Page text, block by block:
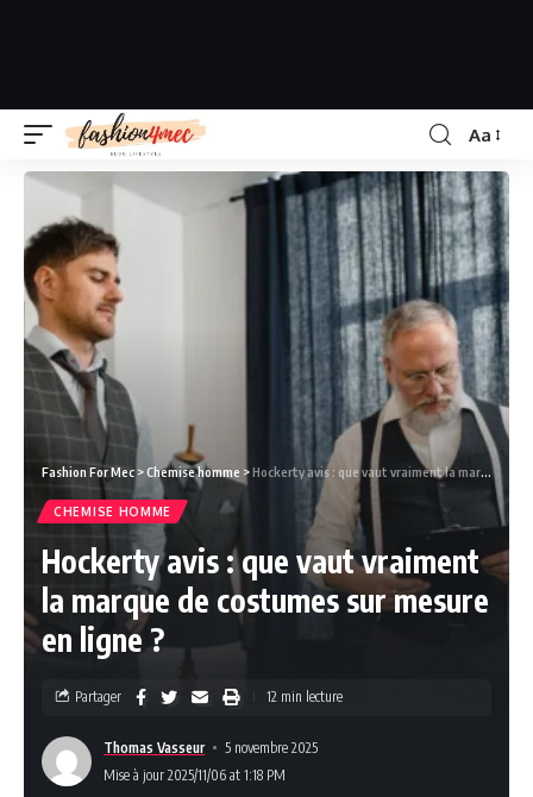
Aa
Fashion For Mec >Chemise homme >Hockerty avis : que vaut vraiment la marque de costumes sur mesure en ligne ?
CHEMISE HOMME
Hockerty avis : que vaut vraiment
la marque de costumes sur mesure
en ligne ?
Thomas Vasseur
5 novembre 2025
Mise à jour 2025/11/06 at 1:18 PM
Partager 12 min lecture